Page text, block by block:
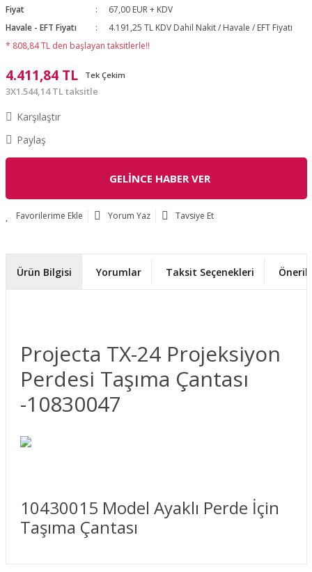
Fiyat
67,00 EUR + KDV
Havale - EFT Fiyatı
4.191,25 TL KDV Dahil Nakit / Havale / EFT Fiyatı
* 808,84 TL den başlayan taksitlerle!!
4.411,84 TL Tek Çekim
3X1.544,14 TL taksitle
Karşılaştır
Paylaş
GELİNCE HABER VER
Yorum Yaz Tavsiye Et
Ürün Bilgisi Yorumlar Taksit Seçenekleri
Projecta TX-24 Projeksiyon
Perdesi Taşıma Çantası
-10830047
10430015 Model Ayaklı Perde İçin
Taşıma Çantası